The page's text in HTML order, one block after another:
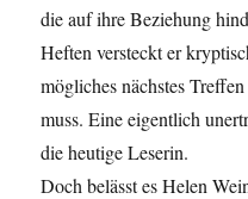
die auf ihre Beziehung
Heften versteckt er
mögliches nächstes
muss. Eine eigentlich
die heutige Leserin.
Doch belässt es Helen